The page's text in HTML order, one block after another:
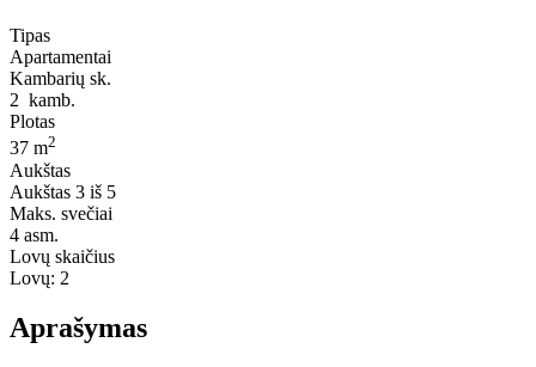
Tipas
Apartamentai
Kambarių sk.
2 kamb.
Plotas
37 m2
Aukštas
Aukštas 3 iš 5
Maks. svečiai
4 asm.
Lovų skaičius
Lovų: 2
Aprašymas